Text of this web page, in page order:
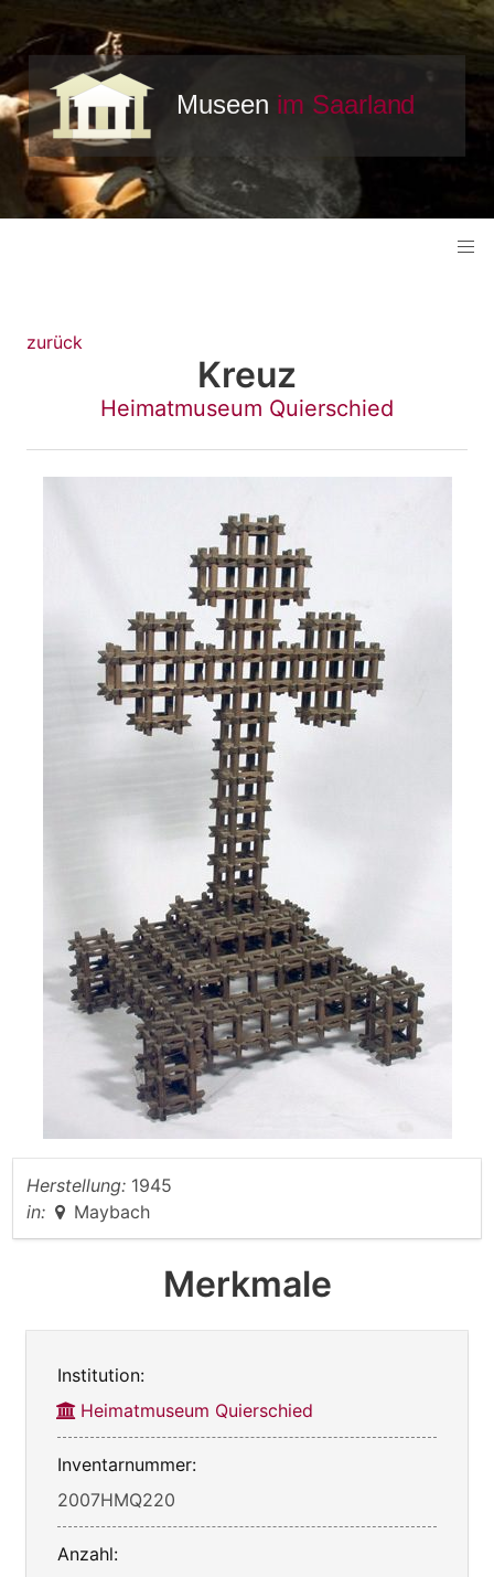
zurück
Kreuz
Heimatmuseum Quierschied
Herstellung: 1945
in:
Maybach
Merkmale
Institution:
Heimatmuseum Quierschied
Inventarnummer:
2007HMQ220
Anzahl: